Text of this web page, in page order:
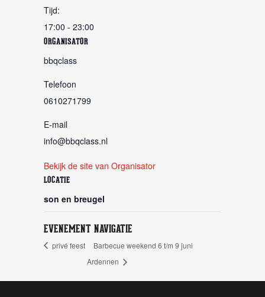
Tijd:
17:00 - 23:00
LOCATIE
son en breugel
ORGANISATOR
bbqclass
Telefoon
0610271799
E-mail
info@bbqclass.nl
Bekijk de site van Organisator
EVENEMENT NAVIGATIE
privé feest
Barbecue weekend 6 t/m 9 juni
Ardennen